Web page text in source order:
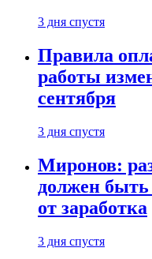
3 дня спустя
Правила
работы
сентября
3 дня спустя
Миронов:
должен
от заработка
3 дня спустя